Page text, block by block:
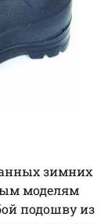
зимних
моделям
подошву из